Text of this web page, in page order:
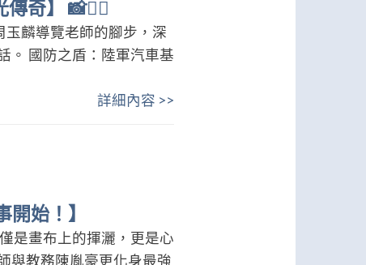
奇】 📸🚶‍♂️
麟導覽老師的腳步，深
。 國防之盾：陸軍汽車基
詳細內容 >>
始！】
是畫布上的揮灑，更是心
與教務陳胤豪更化身最強